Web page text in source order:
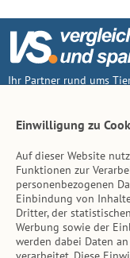
Ihr Partner rund ums
Inhalt
Tierarzt-Suche
Hinweise
Einwilligung zu
Auf dieser Website
Funktionen zur
personenbezogenen
Einbindung von
Dritter, der
Werbung sowie der
werden dabei Daten